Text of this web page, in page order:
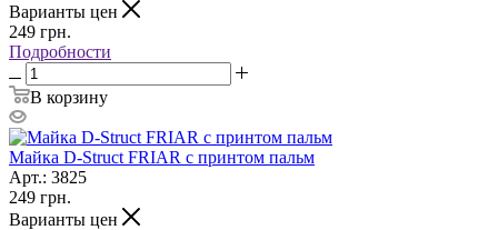
Варианты цен
249 грн.
Подробности
В корзину
Майка D-Struct FRIAR с принтом пальм
Арт.: 3825
249 грн.
Варианты цен